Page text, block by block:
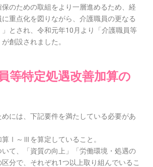
のための取組をより一層進めるため、経
重点化を図りながら、介護職員の更なる
とされ、令和元年10月より「介護職員等
創設されました。
等特定処遇改善加算の
には、下記要件を満たしている必要があ
Ⅰ～Ⅲを算定していること。
て、「資質の向上」「労働環境・処遇の
分で、それぞれ1つ以上取り組んでいるこ